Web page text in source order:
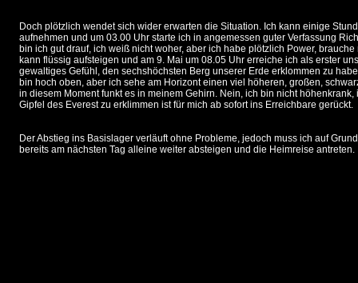
Doch plötzlich wendet sich wider erwarten die Situation. Ich kann einige
aufnehmen und um 03.00 Uhr starte ich in angemessen guter Verfassung
bin ich gut drauf, ich weiß nicht woher, aber ich habe plötzlich Power,
kann flüssig aufsteigen und am 9. Mai um 08.05 Uhr erreiche ich als erster
gewaltiges Gefühl, den sechshöchsten Berg unserer Erde erklommen zu
bin hoch oben, aber ich sehe am Horizont einen viel höheren, großen,
in diesem Moment funkt es in meinem Gehirn. Nein, ich bin nicht
Gipfel des Everest zu erklimmen ist für mich ab sofort ins Erreichbare gerückt.
Der Abstieg ins Basislager verläuft ohne Probleme, jedoch muss ich auf
bereits am nächsten Tag alleine weiter absteigen und die Heimreise antreten.